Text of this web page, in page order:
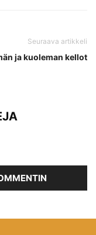
Seuraava artikkeli
ja kuoleman kellot